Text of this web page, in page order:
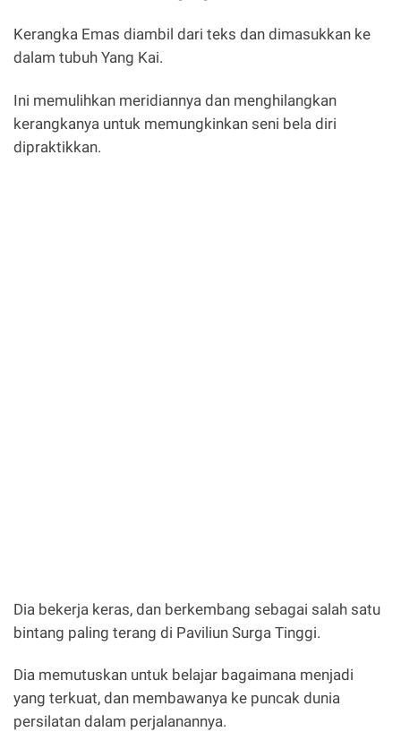
Kerangka Emas diambil dari teks dan dimasukkan ke
dalam tubuh Yang Kai.
Ini memulihkan meridiannya dan menghilangkan
kerangkanya untuk memungkinkan seni bela diri
dipraktikkan.
Dia bekerja keras, dan berkembang sebagai salah satu
bintang paling terang di Paviliun Surga Tinggi.
Dia memutuskan untuk belajar bagaimana menjadi
yang terkuat, dan membawanya ke puncak dunia
persilatan dalam perjalanannya.